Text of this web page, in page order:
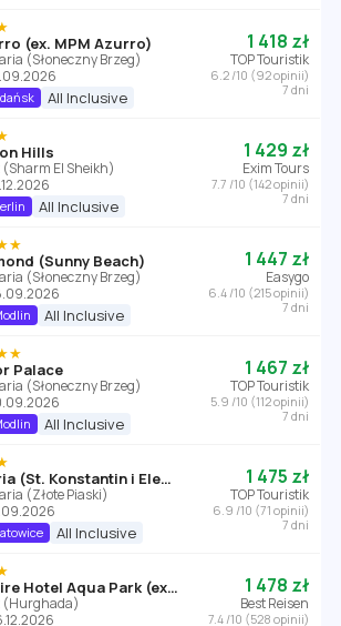
(ex. MPM Azurro)
(Słoneczny Brzeg)
All Inclusive
1 418 zł
TOP Touristik
6.2 /10 (92 opinii)
7 dni
Hills
(Sharm El Sheikh)
All Inclusive
1 429 zł
Exim Tours
7.7 /10 (142 opinii)
7 dni
(Sunny Beach)
(Słoneczny Brzeg)
All Inclusive
1 447 zł
Easygo
6.4 /10 (215 opinii)
7 dni
Palace
(Słoneczny Brzeg)
All Inclusive
1 467 zł
TOP Touristik
5.9 /10 (112 opinii)
7 dni
Gloria (St. Konstantin i Elena)
(Złote Piaski)
All Inclusive
1 475 zł
TOP Touristik
6.9 /10 (71 opinii)
7 dni
Empire Hotel Aqua Park (ex. Triton Empire Hotel Hurghada)
(Hurghada)
1 478 zł
Best Reisen
7.4 /10 (528 opinii)